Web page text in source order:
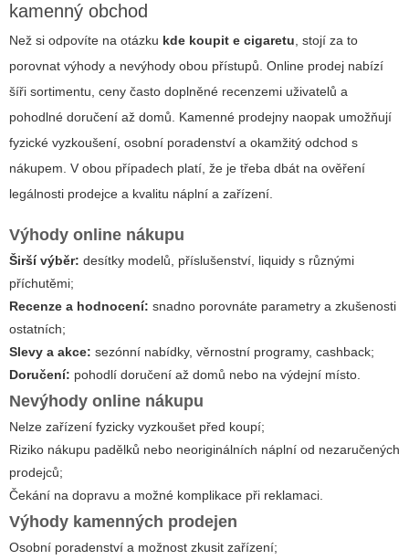
kamenný obchod
Než si odpovíte na otázku kde koupit e cigaretu, stojí za to
porovnat výhody a nevýhody obou přístupů. Online prodej nabízí
šíři sortimentu, ceny často doplněné recenzemi uživatelů a
pohodlné doručení až domů. Kamenné prodejny naopak umožňují
fyzické vyzkoušení, osobní poradenství a okamžitý odchod s
nákupem. V obou případech platí, že je třeba dbát na ověření
legálnosti prodejce a kvalitu náplní a zařízení.
Výhody online nákupu
Širší výběr: desítky modelů, příslušenství, liquidy s různými
příchutěmi;
Recenze a hodnocení: snadno porovnáte parametry a zkušenosti
ostatních;
Slevy a akce: sezónní nabídky, věrnostní programy, cashback;
Doručení: pohodlí doručení až domů nebo na výdejní místo.
Nevýhody online nákupu
Nelze zařízení fyzicky vyzkoušet před koupí;
Riziko nákupu padělků nebo neoriginálních náplní od nezaručených
prodejců;
Čekání na dopravu a možné komplikace při reklamaci.
Výhody kamenných prodejen
Osobní poradenství a možnost zkusit zařízení;